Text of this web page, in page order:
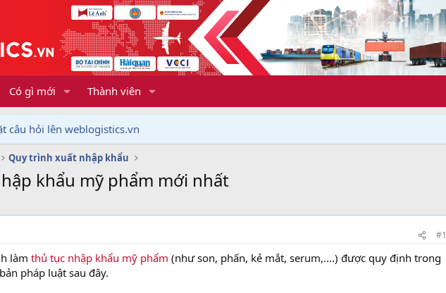
Có gì mới Thành viên
câu hỏi lên weblogistics.vn
Quy trình xuất nhập khẩu
khẩu mỹ phẩm mới nhất
#1
làm thủ tục nhập khẩu mỹ phẩm (như son, phấn, kẻ mắt, serum,....) được quy định trong
pháp luật sau đây.